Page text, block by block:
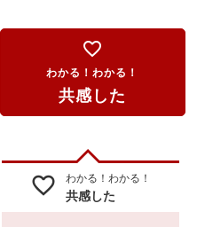
favorite_border
わかる！わかる！
共感した
favorite_border わかる！わかる！
共感した